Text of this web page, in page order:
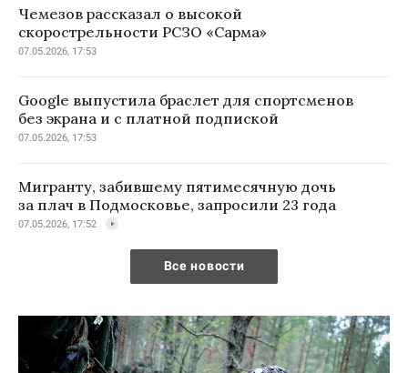
Чемезов рассказал о высокой
скорострельности РСЗО «Сарма»
07.05.2026, 17:53
Google выпустила браслет для спортсменов
без экрана и с платной подпиской
07.05.2026, 17:53
Мигранту, забившему пятимесячную дочь
за плач в Подмосковье, запросили 23 года
07.05.2026, 17:52
Все новости